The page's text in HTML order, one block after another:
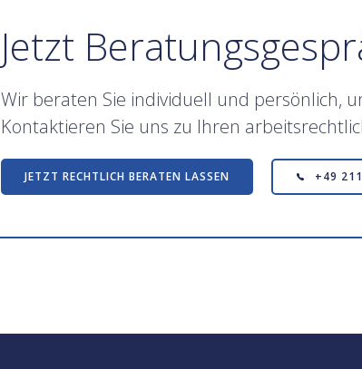
Jetzt
Wir beraten Sie individuell und persönlich,
Kontaktieren Sie uns zu Ihren
JETZT RECHTLICH BERATEN LASSEN +49